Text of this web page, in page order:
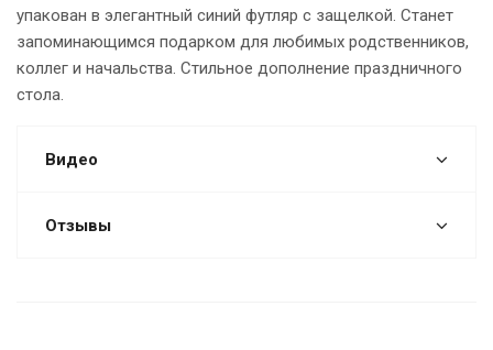
упакован в элегантный синий футляр с защелкой. Станет
запоминающимся подарком для любимых родственников,
коллег и начальства. Стильное дополнение праздничного
стола.
Видео
Отзывы